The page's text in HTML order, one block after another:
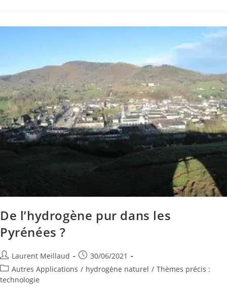
De l’hydrogène pur dans les
Pyrénées ?
Laurent Meillaud
30/06/2021
Autres Applications / hydrogène naturel / Thèmes précis :
technologie